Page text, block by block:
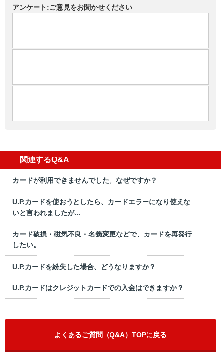
アンケート:ご意見をお聞かせください
関連するQ&A
カードが利用できませんでした。なぜですか？
U.P.カードを使おうとしたら、カードエラーになり使えな
いと言われましたが...
カード破損・磁気不良・名義変更などで、カードを再発行
したい。
U.P.カードを紛失した場合、どうなりますか？
U.P.カードはクレジットカードでの入金はできますか？
よくあるご質問（Q&A）TOPに戻る